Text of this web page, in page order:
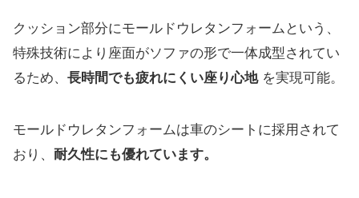
クッション部分にモールドウレタンフォームという、
特殊技術により座面がソファの形で一体成型されてい
るため、 長時間でも疲れにくい座り心地を実現可能。
モールドウレタンフォームは車のシートに採用されて
おり、 耐久性にも優れています。